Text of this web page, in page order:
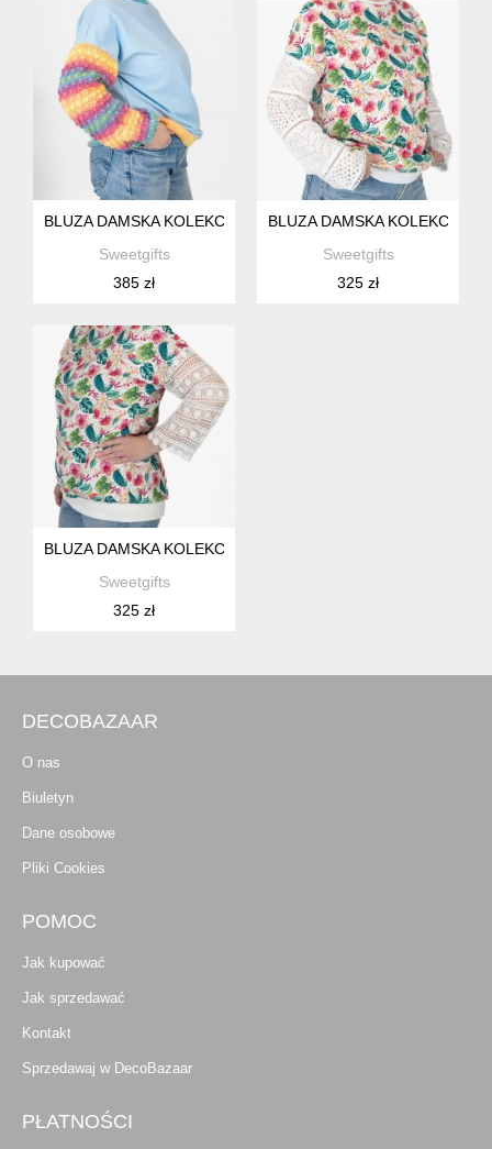
BLUZA DAMSKA KOLEKCJA SWEET
Sweetgifts
385 zł
BLUZA DAMSKA KOLEKCJA
Sweetgifts
325 zł
BLUZA DAMSKA KOLEKCJA SWEET
Sweetgifts
325 zł
DECOBAZAAR
O nas
Biuletyn
Dane osobowe
Pliki Cookies
POMOC
Jak kupować
Jak sprzedawać
Kontakt
Sprzedawaj w DecoBazaar
PŁATNOŚCI